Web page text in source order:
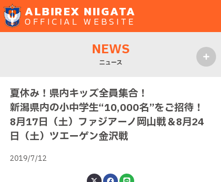
ALBIREX NIIGATA
OFFICIAL WEBSITE
NEWS
ニュース
夏休み！県内キッズ全員集合！
新潟県内の小中学生“10,000名”をご招待！
8月17日（土）ファジアーノ岡山戦＆8月24
日（土）ツエーゲン金沢戦
2019/7/12